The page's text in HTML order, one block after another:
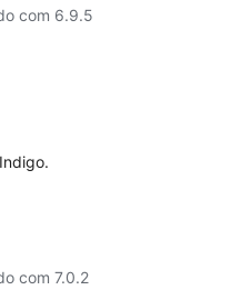
com 6.9.5
com 7.0.2